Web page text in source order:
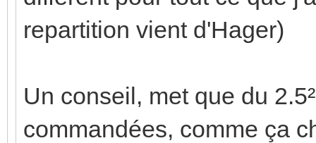
repartition vient d'Hager)
Un conseil, met que du
commandées, comme ça